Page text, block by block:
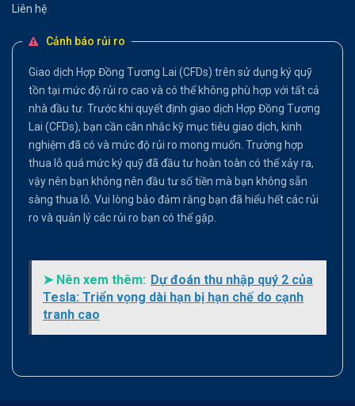
Liên hệ
Cảnh báo rủi ro
Giao dịch Hợp Đồng Tương Lai (CFDs) trên sử dụng ký quỹ
tồn tại mức độ rủi ro cao và có thể không phù hợp với tất cả
nhà đầu tư. Trước khi quyết định giao dịch Hợp Đồng Tương
Lai (CFDs), bạn cần cân nhắc kỹ mục tiêu giao dịch, kinh
nghiệm đã có và mức độ rủi ro mong muốn. Trường hợp
thua lỗ quá mức ký quỹ đã đầu tư hoàn toàn có thể xảy ra,
vậy nên bạn không nên đầu tư số tiền mà bạn không sẵn
sàng thua lỗ. Vui lòng bảo đảm rằng bạn đã hiểu hết các rủi
ro và quản lý các rủi ro bạn có thể gặp.
➤ Nên xem thêm: Dự đoán thu nhập quý 2 của
Tesla: Triển vọng dài hạn bị hạn chế do cạnh
tranh cao